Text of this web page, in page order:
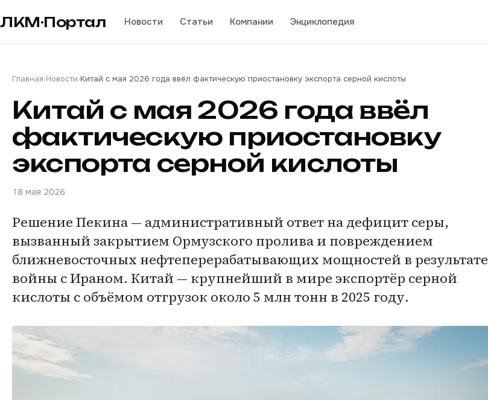
ЛКМ·Портал Новости Статьи Компании Энциклопедия
Главная›Новости›Китай с мая 2026 года ввёл фактическую приостановку экспорта серной кислоты
Китай с мая 2026 года ввёл
фактическую приостановку
экспорта серной кислоты
18 мая 2026
Решение Пекина — административный ответ на дефицит серы,
вызванный закрытием Ормузского пролива и повреждением
ближневосточных нефтеперерабатывающих мощностей в результате
войны с Ираном. Китай — крупнейший в мире экспортёр серной
кислоты с объёмом отгрузок около 5 млн тонн в 2025 году.